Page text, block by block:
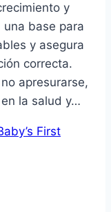
y
una base para
y asegura
correcta.
apresurarse,
la salud y…
First